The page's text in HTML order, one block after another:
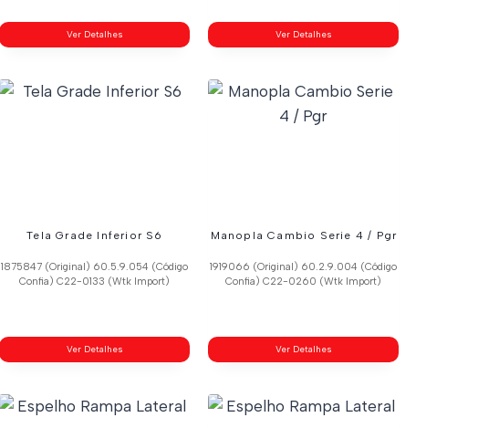
Ver Detalhes Ver Detalhes
Tela Grade Inferior S6
1875847 (Original) 60.5.9.054 (Código
Confia) C22-0133 (Wtk Import)
Ver Detalhes
Manopla Cambio Serie 4 / Pgr
1919066 (Original) 60.2.9.004 (Código
Confia) C22-0260 (Wtk Import)
Ver Detalhes